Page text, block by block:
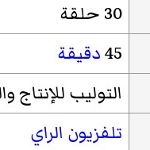
30 حلقة
45دقيقة
التوليب للإنتاج
تلفزيون الراي